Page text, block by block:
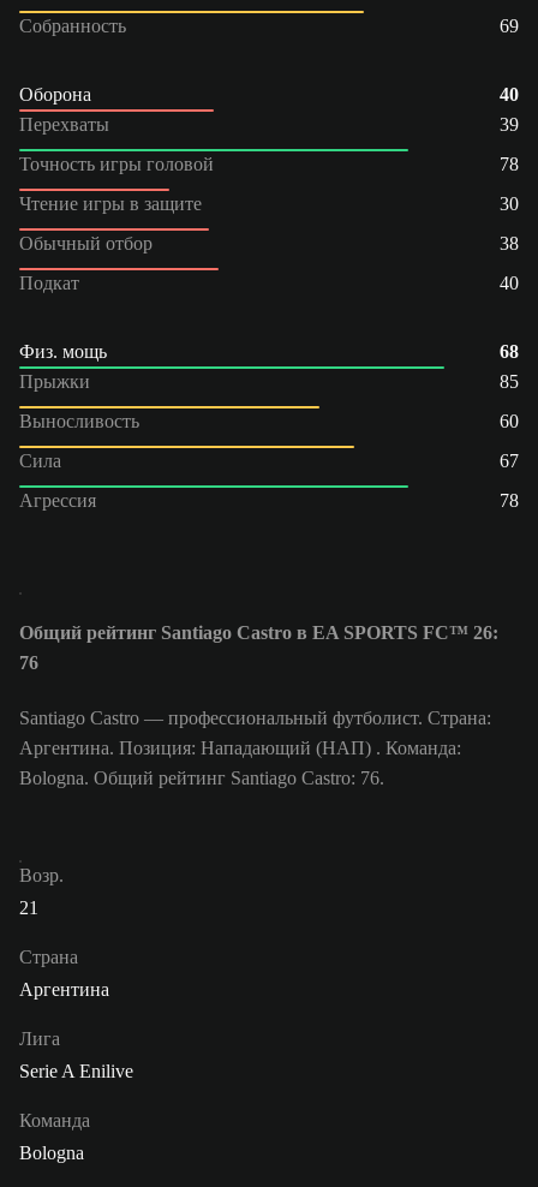
Собранность
69
Оборона
40
Перехваты
39
Точность игры головой
78
Чтение игры в защите
30
Обычный отбор
38
Подкат
40
Физ. мощь
68
Прыжки
85
Выносливость
60
Сила
67
Агрессия
78
Общий рейтинг Santiago Castro в EA SPORTS FC™ 26:
76
Santiago Castro — профессиональный футболист. Страна:
Аргентина. Позиция: Нападающий (НАП) . Команда:
Bologna. Общий рейтинг Santiago Castro: 76.
Возр.
21
Страна
Аргентина
Лига
Serie A Enilive
Команда
Bologna